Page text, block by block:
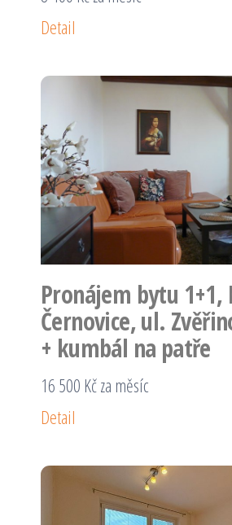
Detail
Pronájem bytu 1+1,
Černovice, ul.
+ kumbál na patře
16 500 Kč za měsíc
Detail